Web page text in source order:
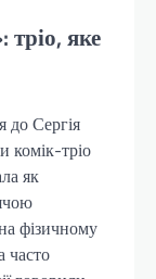
яке
до Сергія
комік-тріо
як
фізичному
часто